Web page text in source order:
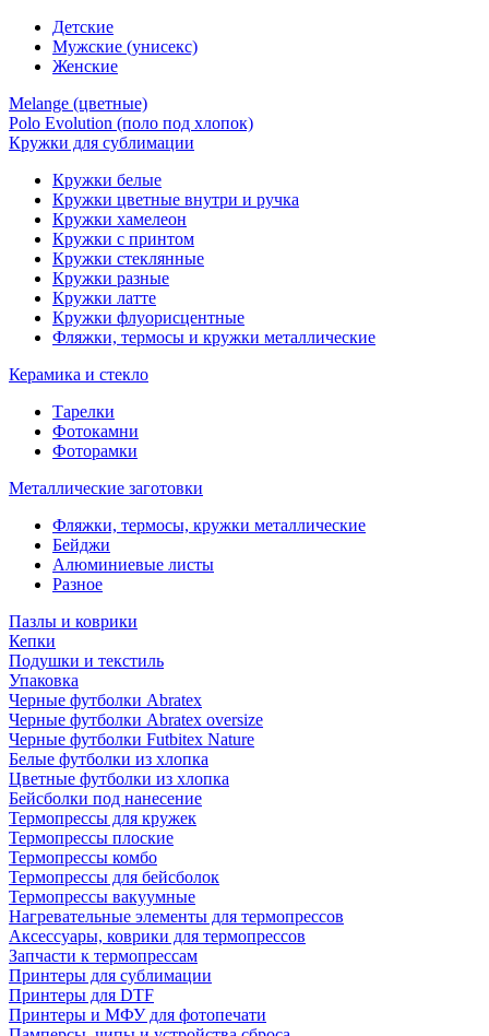
Детские
Мужские (унисекс)
Женские
Melange (цветные)
Polo Evolution (поло под хлопок)
Кружки для сублимации
Кружки белые
Кружки цветные внутри и ручка
Кружки хамелеон
Кружки c принтом
Кружки стеклянные
Кружки разные
Кружки латте
Кружки флуорисцентные
Фляжки, термосы и кружки металлические
Керамика и стекло
Тарелки
Фотокамни
Фоторамки
Металлические заготовки
Фляжки, термосы, кружки металлические
Бейджи
Алюминиевые листы
Разное
Пазлы и коврики
Кепки
Подушки и текстиль
Упаковка
Черные футболки Abratex
Черные футболки Abratex oversize
Черные футболки Futbitex Nature
Белые футболки из хлопка
Цветные футболки из хлопка
Бейсболки под нанесение
Термопрессы для кружек
Термопрессы плоские
Термопрессы комбо
Термопрессы для бейсболок
Термопрессы вакуумные
Нагревательные элементы для термопрессов
Аксессуары, коврики для термопрессов
Запчасти к термопрессам
Принтеры для сублимации
Принтеры для DTF
Принтеры и МФУ для фотопечати